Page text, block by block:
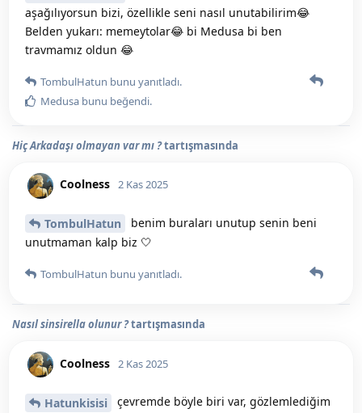
aşağılıyorsun bizi, özellikle seni nasıl unutabilirim😂
Belden yukarı: memeytolar😂 bi Medusa bi ben
travmamız oldun 😂
TombulHatun bunu yanıtladı.
Medusa bunu beğendi.
Hiç Arkadaşı olmayan var mı ?tartışmasında
Coolness 2 Kas 2025
TombulHatun
benim buraları unutup senin beni
unutmaman kalp biz 🤍
TombulHatun bunu yanıtladı.
Nasıl sinsirella olunur ?tartışmasında
Coolness 2 Kas 2025
Hatunkisisi
çevremde böyle biri var, gözlemlediğim